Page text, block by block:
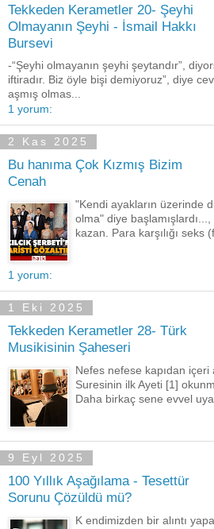
Tekkeden Kerametler 20- Şeyhi
Olmayanın Şeyhi - İsmail Hakkı
Bursevi
-“Şeyhi olmayanın şeyhi şeytandır”,
iftiradır. Biz öyle bişi demiyoruz”, diye
aşmış olmas...
1 yorum:
2 Kas 2025
Bu hanıma Çok Kızmış Bizim
Cenah
"Kendi ayakların üzerinde
olma" diye
kazan. Para karşılığı seks
1 yorum:
1 Eki 2025
Tekkeden Kerametler 28- Türk
Musikisinin Şaheseri
Nefes nefese kapıdan içeri
Suresinin ilk Ayeti [1]
Daha birkaç sene evvel
9 Eyl 2025
100 Yıllık Aşağılama - Tesettür
Sorunu Çözüldü mü?
K endimizden bir alıntı